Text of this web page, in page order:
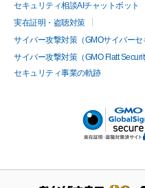
セキュリティ相談AIチャットボット
実在証明・盗聴対策
サイバー攻撃対策（GMOサイバーセ
サイバー攻撃対策（GMO Flatt
セキュリティ事業の軌跡